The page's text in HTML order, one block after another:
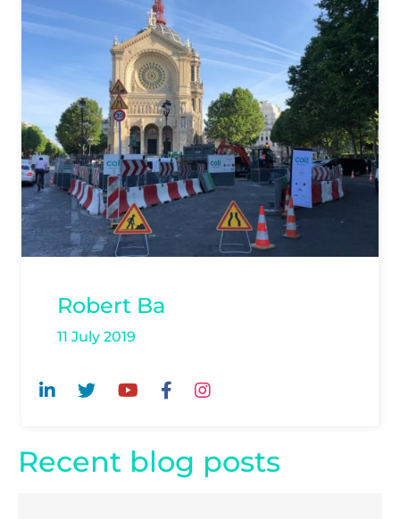
Robert Ba
11 July 2019
Recent blog posts